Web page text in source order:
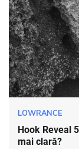
LOWRANCE
Hook Reveal
mai clară?